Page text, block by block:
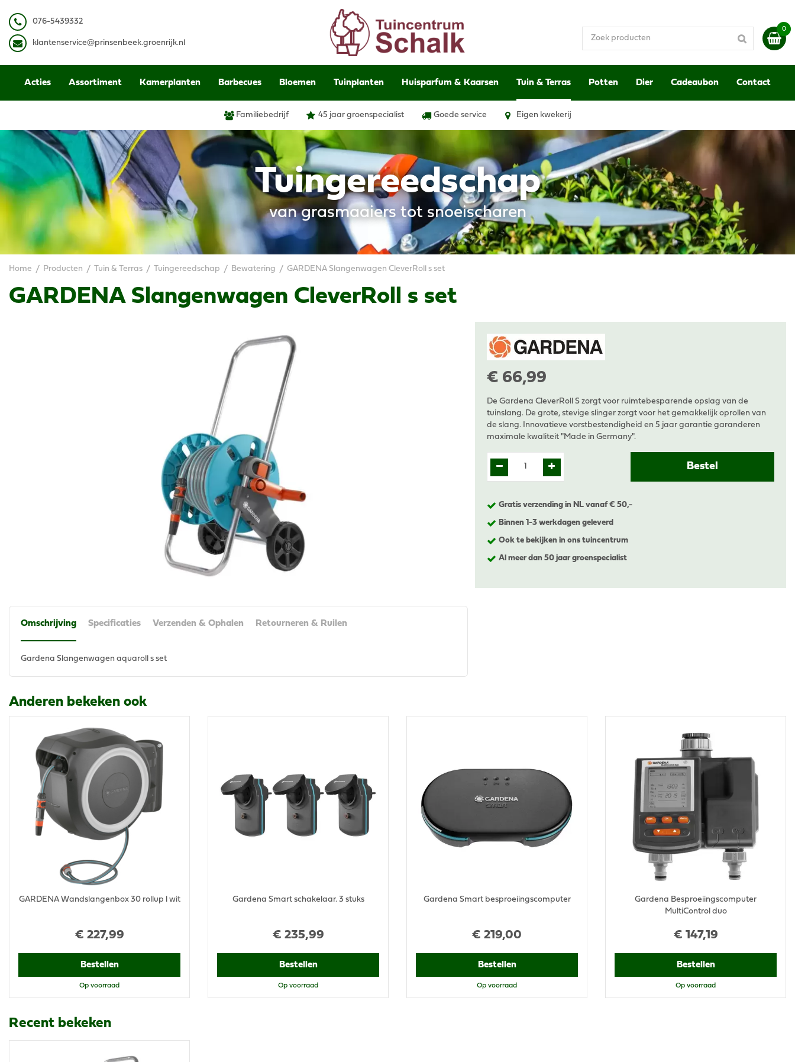
naar
content
Tuingereedschap
van grasmaaiers tot snoeischaren
Home Producten Tuin & Terras Tuingereedschap Bewatering GARDENA Slangenwagen CleverRoll s set
076-5439332
k lantenservice@prinsenbeek.groenrijk.nl
Acties Assortiment Kamerplanten Barbecues Bloemen Tuinplanten Huisparfum & Kaarsen Tuin & Terras Potten Dier Cadeaubon Contact
Familiebedrijf 45 jaar groenspecialist Goede service Eigen kwekerij
GARDENA Slangenwagen CleverRoll s set
€ 66,99
De Gardena CleverRoll S zorgt voor ruimtebesparende opslag van de
tuinslang. De grote, stevige slinger zorgt voor het gemakkelijk oprollen van
de slang. Innovatieve vorstbestendigheid en 5 jaar garantie garanderen
maximale kwaliteit "Made in Germany".
Gratis verzending in NL vanaf € 50,-
Binnen 1-3 werkdagen geleverd
Ook te bekijken in ons tuincentrum
Al meer dan 50 jaar groenspecialist
Omschrijving Specificaties Verzenden & Ophalen Retourneren & Ruilen
Gardena Slangenwagen aquaroll s set
Anderen bekeken ook
€ 227,99
GARDENA Wandslangenbox 30 rollup l wit
Bestellen
Op voorraad
€ 235,99
Gardena Smart schakelaar. 3 stuks
Bestellen
Op voorraad
€ 219,00
Gardena Smart besproeiingscomputer
Bestellen
Op voorraad
€ 147,19
Gardena Besproeiingscomputer
MultiControl duo
Bestellen
Op voorraad
Recent bekeken